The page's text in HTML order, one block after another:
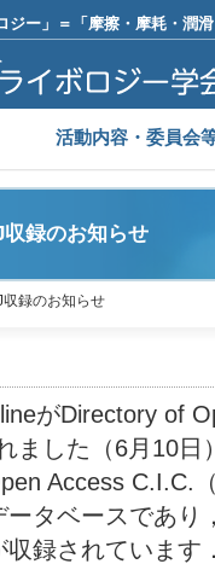
ジー」＝「摩擦・摩耗・潤
活動内容・委員会
録のお知らせ
録のお知らせ
がDirectory of
ました（6月10日
Access C.I.C.
タベースであり
録されています